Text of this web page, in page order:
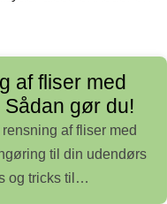
af fliser med
gør du!
af fliser med
til din udendørs
og tricks til…